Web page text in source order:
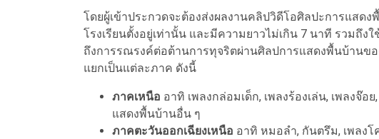
โดยผู้เข้าประกวดจะต้องส่งผลงานคลิปวิดีโอศิลปะการแสด
โรงเรียนตั้งอยู่เท่านั้น และมีความยาวไม่เกิน 7 นาที รวมถึงใ
ถึงการรณรงค์ต่อต้านการทุจริตผ่านศิลปการแสดงพื้นบ้านข
แยกเป็นแต่ละภาค ดังนี้
ภาคเหนือ อาทิ เพลงกล่อมเด็ก, เพลงร้องเล่น, เพลงจ๊อย,
แสดงพื้นบ้านอื่น ๆ
ภาคตะวันออกเฉียงเหนือ อาทิ หมอลำ, กันตรึม, เพลงโ